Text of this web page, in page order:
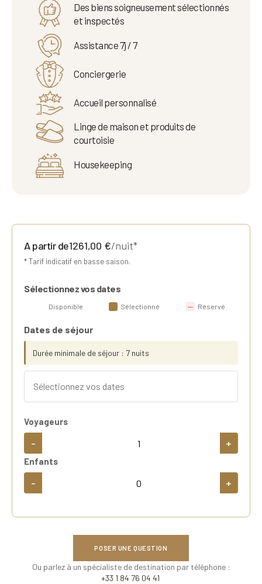
Des biens soigneusement sélectionnés
et inspectés
Assistance 7j / 7
Conciergerie
Accueil personnalisé
Linge de maison et produits de
courtoisie
Housekeeping
A partir de1261,00 €/nuit*
* Tarif indicatif en basse saison.
Sélectionnez vos dates
Disponible Sélectionné Réservé
Dates de séjour
Durée minimale de séjour : 7 nuits
Voyageurs
- +
Enfants
- +
POSER UNE QUESTION
Ou parlez à un spécialiste de destination par téléphone :
+33 1 84 76 04 41